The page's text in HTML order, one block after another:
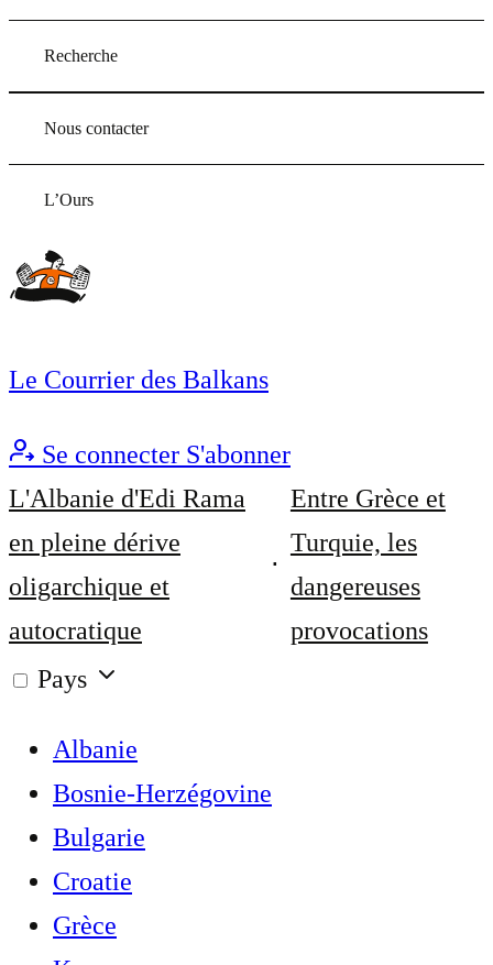
Recherche
Nous contacter
L’Ours
Le Courrier des Balkans
Se connecter S'abonner
L'Albanie d'Edi Rama
en pleine dérive
oligarchique et
autocratique
Entre Grèce et
Turquie, les
dangereuses
provocations
Pays
Albanie
Bosnie-Herzégovine
Bulgarie
Croatie
Grèce